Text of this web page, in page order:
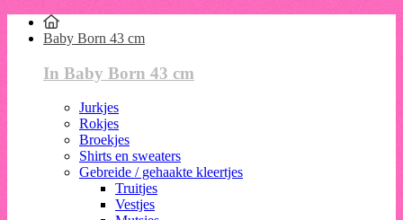
Baby Born 43 cm
In Baby Born 43 cm
Jurkjes
Rokjes
Broekjes
Shirts en sweaters
Gebreide / gehaakte kleertjes
Truitjes
Vestjes